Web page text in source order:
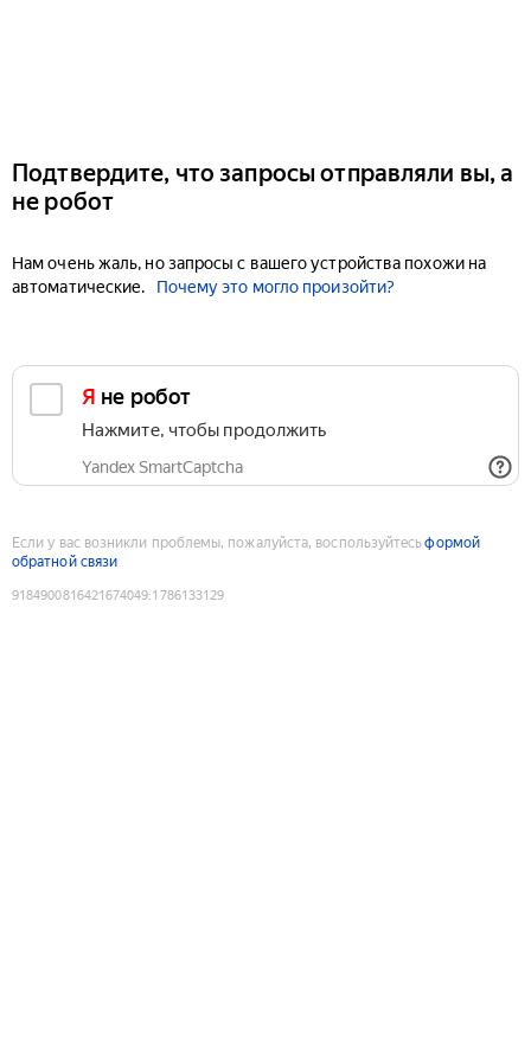
Подтвердите, что запросы отправляли вы, а
не робот
Нам очень жаль, но запросы с вашего устройства похожи на
автоматические.
Почему это могло произойти?
Я не робот
Нажмите, чтобы продолжить
Yandex SmartCaptcha
Если у вас возникли проблемы, пожалуйста, воспользуйтесьформой
обратной связи
9184900816421674049:1786133129